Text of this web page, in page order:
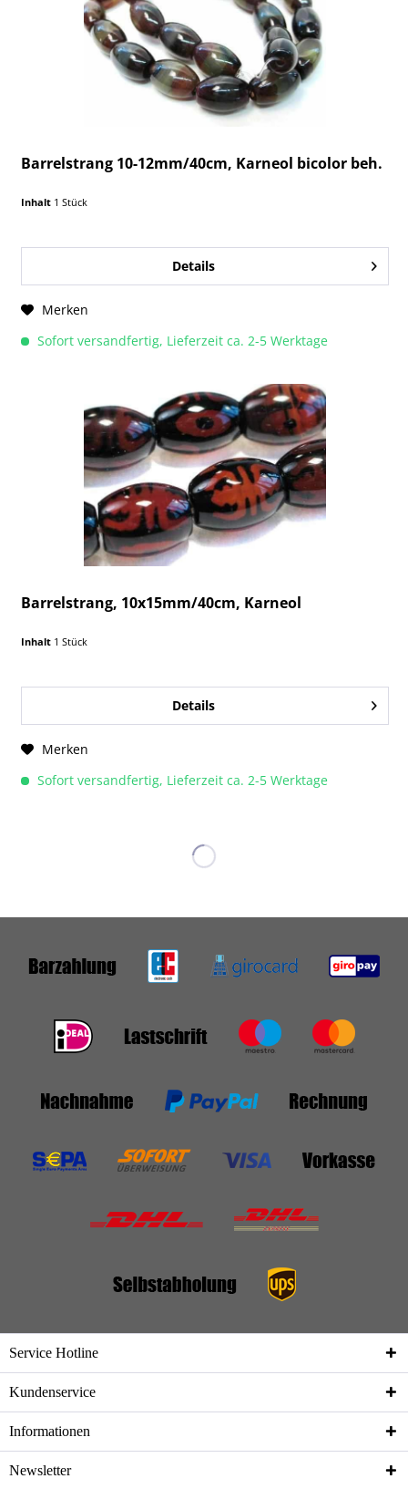
Barrelstrang 10-12mm/40cm, Karneol bicolor beh.
Inhalt 1 Stück
Details
Merken
Sofort versandfertig, Lieferzeit ca. 2-5 Werktage
Barrelstrang, 10x15mm/40cm, Karneol
Inhalt 1 Stück
Details
Merken
Sofort versandfertig, Lieferzeit ca. 2-5 Werktage
Service Hotline
Kundenservice
Informationen
Newsletter